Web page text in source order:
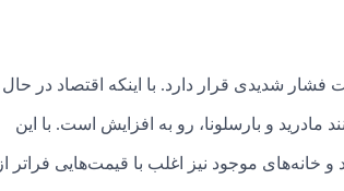
شدیدی قرار دارد. با اینکه اقتصاد در حال
و بارسلونا، رو به افزایش است. با این
خانه‌های موجود نیز اغلب با قیمت‌هایی فراتر از